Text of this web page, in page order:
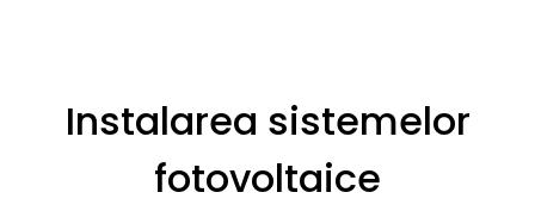
Instalarea sistemelor
fotovoltaice